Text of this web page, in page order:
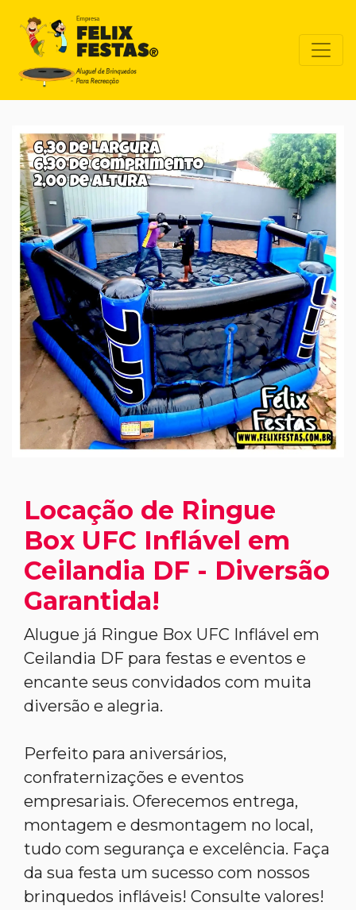
Locação de Ringue
Box UFC Inflável em
Ceilandia DF - Diversão
Garantida!
Alugue já Ringue Box UFC Inflável em
Ceilandia DF para festas e eventos e
encante seus convidados com muita
diversão e alegria.
Perfeito para aniversários,
confraternizações e eventos
empresariais. Oferecemos entrega,
montagem e desmontagem no local,
tudo com segurança e excelência. Faça
da sua festa um sucesso com nossos
brinquedos infláveis! Consulte valores!